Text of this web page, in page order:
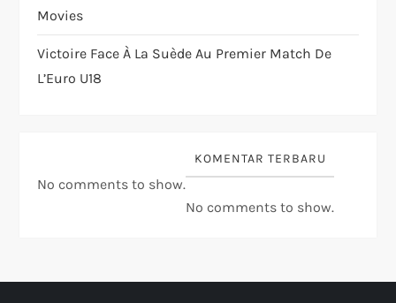
Movies
Victoire Face À La Suède Au Premier Match De
L’Euro U18
No comments to show.
KOMENTAR TERBARU
No comments to show.